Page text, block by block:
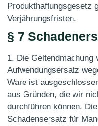
Produkthaftungsgesetz
Verjährungsfristen.
§ 7
1. Die Geltendmachung
Aufwendungsersatz
Ware ist
aus Gründen, die wir
durchführen können.
Schadensersatz für